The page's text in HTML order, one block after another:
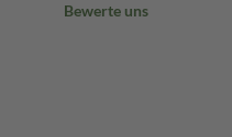
Bewerte uns